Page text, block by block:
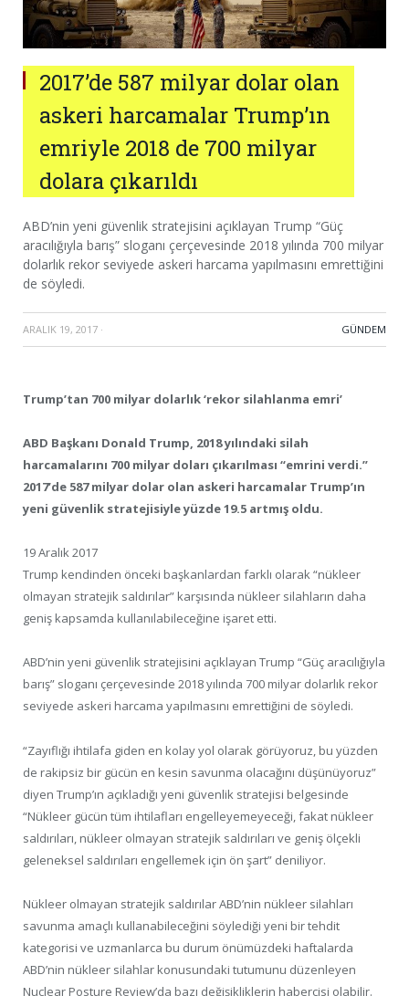
2017’de 587 milyar dolar olan
askeri harcamalar Trump’ın
emriyle 2018 de 700 milyar
dolara çıkarıldı
ABD’nin yeni güvenlik stratejisini açıklayan Trump “Güç
aracılığıyla barış” sloganı çerçevesinde 2018 yılında 700 milyar
dolarlık rekor seviyede askeri harcama yapılmasını emrettiğini
de söyledi.
ARALIK 19, 2017 · GÜNDEM
Trump’tan 700 milyar dolarlık ‘rekor silahlanma emri’
ABD Başkanı Donald Trump, 2018 yılındaki silah
harcamalarını 700 milyar doları çıkarılması “emrini verdi.”
2017’de 587 milyar dolar olan askeri harcamalar Trump’ın
yeni güvenlik stratejisiyle yüzde 19.5 artmış oldu.
19 Aralık 2017
Trump kendinden önceki başkanlardan farklı olarak “nükleer
olmayan stratejik saldırılar” karşısında nükleer silahların daha
geniş kapsamda kullanılabileceğine işaret etti.
ABD’nin yeni güvenlik stratejisini açıklayan Trump “Güç aracılığıyla
barış” sloganı çerçevesinde 2018 yılında 700 milyar dolarlık rekor
seviyede askeri harcama yapılmasını emrettiğini de söyledi.
“Zayıflığı ihtilafa giden en kolay yol olarak görüyoruz, bu yüzden
de rakipsiz bir gücün en kesin savunma olacağını düşünüyoruz”
diyen Trump’ın açıkladığı yeni güvenlik stratejisi belgesinde
“Nükleer gücün tüm ihtilafları engelleyemeyeceği, fakat nükleer
saldırıları, nükleer olmayan stratejik saldırıları ve geniş ölçekli
geleneksel saldırıları engellemek için ön şart” deniliyor.
Nükleer olmayan stratejik saldırılar ABD’nin nükleer silahları
savunma amaçlı kullanabileceğini söylediği yeni bir tehdit
kategorisi ve uzmanlarca bu durum önümüzdeki haftalarda
ABD’nin nükleer silahlar konusundaki tutumunu düzenleyen
Nuclear Posture Review’da bazı değişikliklerin habercisi olabilir.